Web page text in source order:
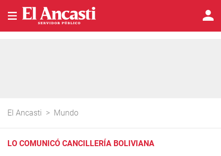
El Ancasti > Mundo
LO COMUNICÓ CANCILLERÍA BOLIVIANA